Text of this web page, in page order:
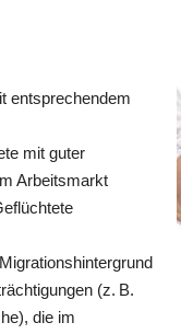
entsprechendem
mit guter
Arbeitsmarkt
(z. B.
die im